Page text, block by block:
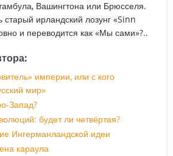
Вашингтона или Брюсселя.
старый ирландский лозунг «Sinn
и переводится как «Мы сами»?..
империи, или с кого
мир»
Запад?
будет ли четвёртая?
Ингерманландской идеи
караула